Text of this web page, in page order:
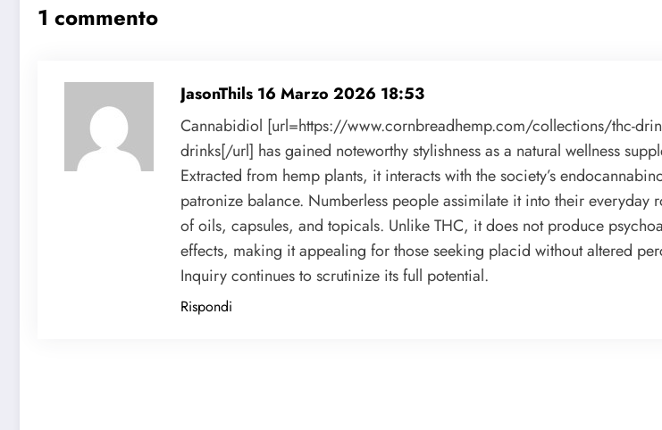
1 commento
JasonThils 16 Marzo 2026 18:53
Cannabidiol [url=https://www.cornbreadhemp.com/collections/thc-
drinks[/url] has gained noteworthy stylishness as a natural wellness
Extracted from hemp plants, it interacts with the society’s
patronize balance. Numberless people assimilate it into their everyday
of oils, capsules, and topicals. Unlike THC, it does not produce
effects, making it appealing for those seeking placid without altered
Inquiry continues to scrutinize its full potential.
Rispondi